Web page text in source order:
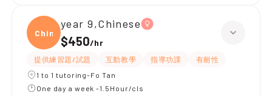
Chine
year 9,Chinese
$450/hr
提供練習題/試題 互動教學 指導功課
有耐性
1 to 1 tutoring-Fo Tan
One day a week -1.5Hour/cls